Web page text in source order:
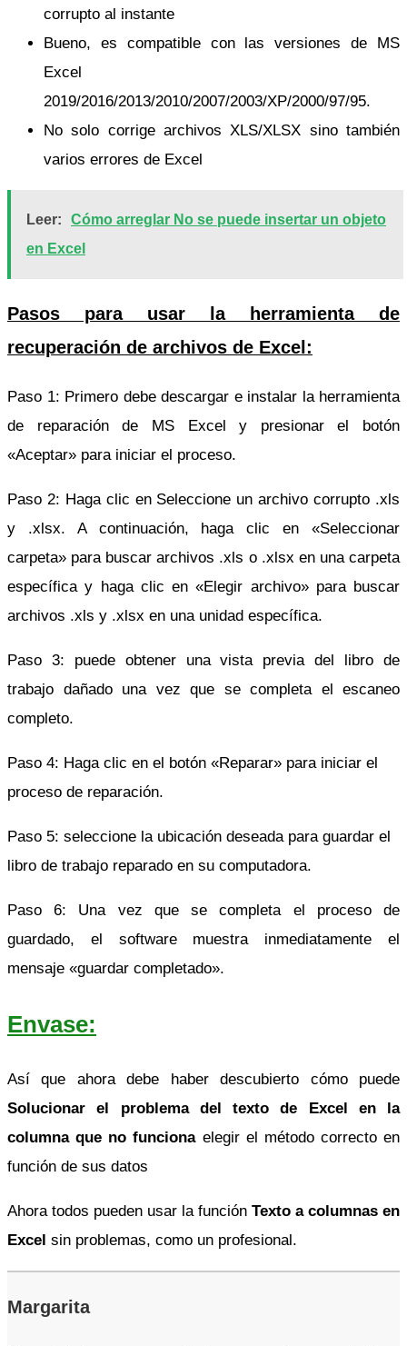
corrupto al instante
Bueno, es compatible con las versiones de MS
Excel
2019/2016/2013/2010/2007/2003/XP/2000/97/95.
No solo corrige archivos XLS/XLSX sino también
varios errores de Excel
Leer:
Cómo arreglar No se puede insertar un objeto
en Excel
Pasos para usar la herramienta de
recuperación de archivos de Excel:
Paso 1: Primero debe descargar e instalar la herramienta
de reparación de MS Excel y presionar el botón
«Aceptar» para iniciar el proceso.
Paso 2: Haga clic en Seleccione un archivo corrupto .xls
y .xlsx. A continuación, haga clic en «Seleccionar
carpeta» para buscar archivos .xls o .xlsx en una carpeta
específica y haga clic en «Elegir archivo» para buscar
archivos .xls y .xlsx en una unidad específica.
Paso 3: puede obtener una vista previa del libro de
trabajo dañado una vez que se completa el escaneo
completo.
Paso 4: Haga clic en el botón «Reparar» para iniciar el
proceso de reparación.
Paso 5: seleccione la ubicación deseada para guardar el
libro de trabajo reparado en su computadora.
Paso 6: Una vez que se completa el proceso de
guardado, el software muestra inmediatamente el
mensaje «guardar completado».
Envase:
Así que ahora debe haber descubierto cómo puede
Solucionar el problema del texto de Excel en la
columna que no funciona elegir el método correcto en
función de sus datos
Ahora todos pueden usar la función Texto a columnas en
Excel sin problemas, como un profesional.
Margarita